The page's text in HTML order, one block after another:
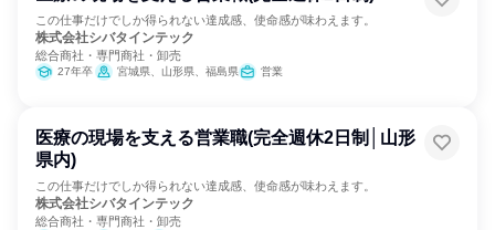
この仕事だけでしか得られない達成感、使命感が味わえます。
株式会社シバタインテック
総合商社・専門商社・卸売
27年卒 宮城県、山形県、福島県 営業
医療の現場を支える営業職(完全週休2日制│山形
県内)
この仕事だけでしか得られない達成感、使命感が味わえます。
株式会社シバタインテック
総合商社・専門商社・卸売